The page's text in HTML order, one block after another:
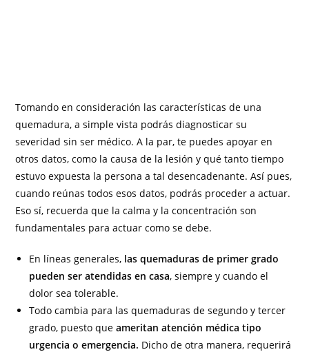
Tomando en consideración las características de una
quemadura, a simple vista podrás diagnosticar su
severidad sin ser médico. A la par, te puedes apoyar en
otros datos, como la causa de la lesión y qué tanto tiempo
estuvo expuesta la persona a tal desencadenante. Así pues,
cuando reúnas todos esos datos, podrás proceder a actuar.
Eso sí, recuerda que la calma y la concentración son
fundamentales para actuar como se debe.
En líneas generales, las quemaduras de primer grado
pueden ser atendidas en casa, siempre y cuando el
dolor sea tolerable.
Todo cambia para las quemaduras de segundo y tercer
grado, puesto queameritan atención médica tipo
urgencia o emergencia. Dicho de otra manera, requerirá